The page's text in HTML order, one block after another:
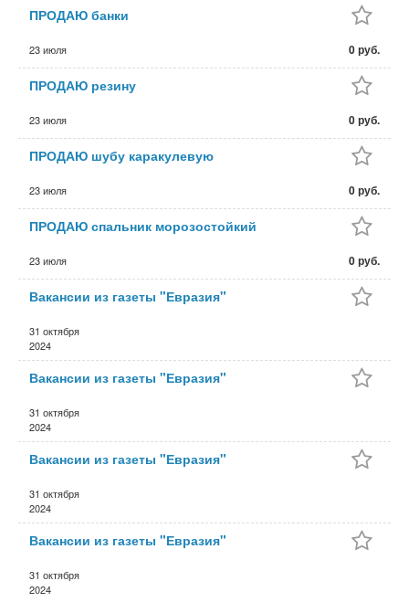
ПРОДАЮ банки
23 июля 0 руб.
ПРОДАЮ резину
23 июля 0 руб.
ПРОДАЮ шубу каракулевую
23 июля 0 руб.
ПРОДАЮ спальник морозостойкий
23 июля 0 руб.
Вакансии из газеты "Евразия"
31 октября
2024
Вакансии из газеты "Евразия"
31 октября
2024
Вакансии из газеты "Евразия"
31 октября
2024
Вакансии из газеты "Евразия"
31 октября
2024